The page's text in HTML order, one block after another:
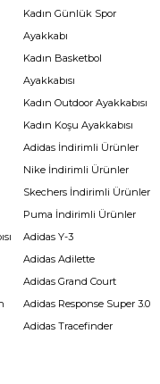
Kadın Günlük Spor
Ayakkabı
Kadın Basketbol
Ayakkabısı
Kadın Outdoor Ayakkabısı
Kadın Koşu Ayakkabısı
Adidas İndirimli Ürünler
Nike İndirimli Ürünler
Skechers İndirimli Ürünler
Puma İndirimli Ürünler
Adidas Y-3
Adidas Adilette
Adidas Grand Court
Adidas Response Super 3.0
Adidas Tracefinder